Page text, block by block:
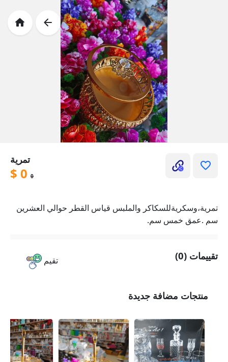
تمرية
$ 0 0
تمرية،وسكريةللسكاكر والملبس قياس القطر حوالي العشرين
سم .عمق خمس سم.
تقيم تقييمات (0)
منتجات مضافة جديدة